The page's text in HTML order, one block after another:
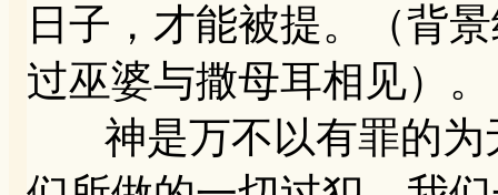
日子，才能被提。（背
过巫婆与撒母耳相见）。
神是万不以有罪的为